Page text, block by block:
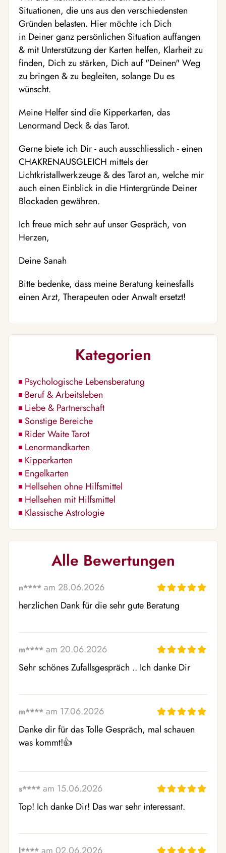
Situationen, die uns aus den verschiedensten
Gründen belasten. Hier möchte ich Dich
in Deiner ganz persönlichen Situation auffangen
& mit Unterstützung der Karten helfen, Klarheit zu
finden, Dich zu stärken, Dich auf "Deinen" Weg
zu bringen & zu begleiten, solange Du es
wünscht.
Meine Helfer sind die Kipperkarten, das
Lenormand Deck & das Tarot.
Gerne biete ich Dir - auch ausschliesslich - einen
CHAKRENAUSGLEICH mittels der
Lichtkristallwerkzeuge & des Tarot an, welche mir
auch einen Einblick in die Hintergründe Deiner
Blockaden gewähren.
Ich freue mich sehr auf unser Gespräch, von
Herzen,
Deine Sanah
Bitte bedenke, dass meine Beratung keinesfalls
einen Arzt, Therapeuten oder Anwalt ersetzt!
Kategorien
Psychologische Lebensberatung
Beruf & Arbeitsleben
Liebe & Partnerschaft
Sonstige Bereiche
Rider Waite Tarot
Lenormandkarten
Kipperkarten
Engelkarten
Hellsehen ohne Hilfsmittel
Hellsehen mit Hilfsmittel
Klassische Astrologie
Alle Bewertungen
n**** am 28.06.2026
herzlichen Dank für die sehr gute Beratung
m**** am 20.06.2026
Sehr schönes Zufallsgespräch .. Ich danke Dir
m**** am 17.06.2026
Danke dir für das Tolle Gespräch, mal schauen
was kommt!👍
s**** am 15.06.2026
Top! Ich danke Dir! Das war sehr interessant.